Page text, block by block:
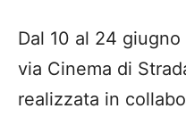
Dal 10 al 24
via Cinema di
realizzata in